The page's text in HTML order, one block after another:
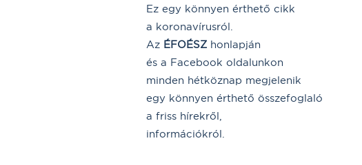
Ez egy könnyen érthető cikk
a koronavírusról.
Az ÉFOÉSZ honlapján
és a Facebook oldalunkon
minden hétköznap megjelenik
egy könnyen érthető összefoglaló
a friss hírekről,
információkról.